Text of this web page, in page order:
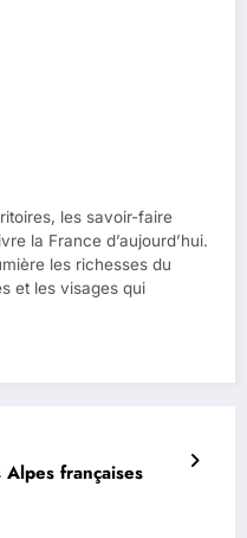
les savoir-faire
la France d’aujourd’hui.
les richesses du
et les visages qui
françaises